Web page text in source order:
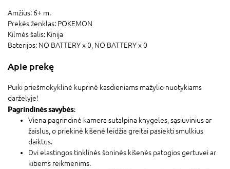
Amžius: 6+ m.
Prekės ženklas: POKEMON
Kilmės šalis: Kinija
Baterijos: NO BATTERY x 0, NO BATTERY x 0
Apie prekę
Puiki priešmokyklinė kuprinė kasdieniams mažylio nuotykiams
darželyje!
Pagrindinės savybės:
Viena pagrindinė kamera sutalpina knygeles, sąsiuvinius ar
žaislus, o priekinė kišenė leidžia greitai pasiekti smulkius
daiktus.
Dvi elastingos tinklinės šoninės kišenės patogios gertuvei ar
kitiems reikmenims.